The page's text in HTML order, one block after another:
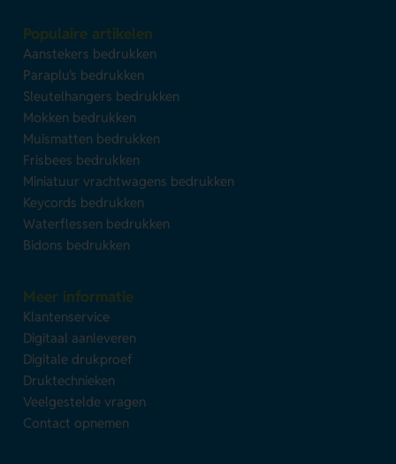
Populaire artikelen
Aanstekers bedrukken
Paraplu's bedrukken
Sleutelhangers bedrukken
Mokken bedrukken
Muismatten bedrukken
Frisbees bedrukken
Miniatuur vrachtwagens bedrukken
Keycords bedrukken
Waterflessen bedrukken
Bidons bedrukken
Meer informatie
Klantenservice
Digitaal aanleveren
Digitale drukproef
Druktechnieken
Veelgestelde vragen
Contact opnemen